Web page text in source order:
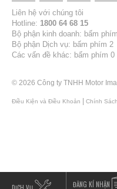
ĐĂNG KÍ NHẬN
Liên hệ với chúng tôi
Hotline: 1800 64 68 15
Bộ phận kinh doanh: bấm
Bộ phận Dịch vụ: bấm phím 2
Các vấn đề khác: bấm phím 0
© 2026 Công ty TNHH Motor
Điều Kiện và Điều Khoản Chính